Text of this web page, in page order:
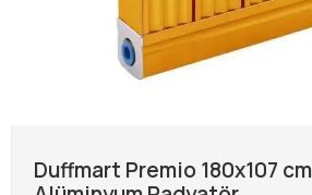
Duffmart Premio 180x107 cm